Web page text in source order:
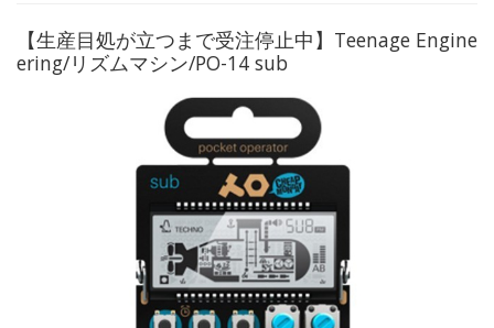
【生産目処が立つまで受注停止中】Teenage Engine
ering/リズムマシン/PO-14 sub